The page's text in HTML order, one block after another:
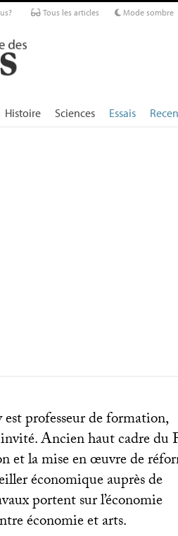
Tous les articles Mode sombre
Histoire Sciences Essais
professeur de formation,
Ancien haut cadre du
et la mise en œuvre de
économique auprès de
portent sur l’économie
économie et arts.